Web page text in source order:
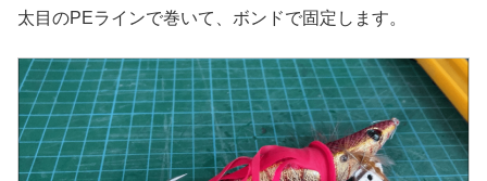
太目のPEラインで巻いて、ボンドで固定します。